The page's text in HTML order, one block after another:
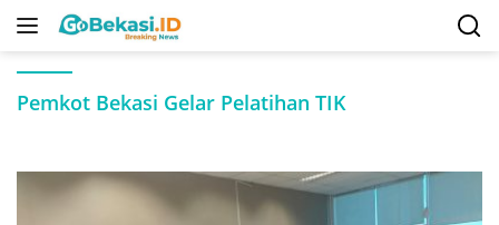
Langsung
Pemkot Bekasi Gelar Pelatihan TIK